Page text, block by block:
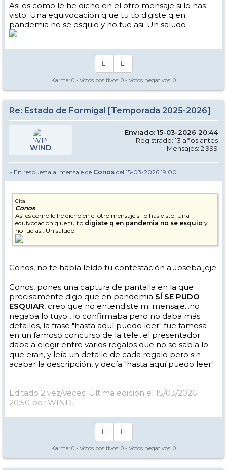
Asi es como le he dicho en el otro mensaje si lo has
visto. Una equivocacion q ue tu tb digiste q en
pandemia no se esquio y no fue asi. Un saludo
Karma: 0 - Votos positivos: 0 - Votos negativos: 0
Re: Estado de Formigal [Temporada 2025-2026]
WIND
Enviado: 15-03-2026 20:44
Registrado: 13 años antes
Mensajes: 2.999
» En respuesta al mensaje de Conos del 15-03-2026 19:00
Cita
Conos
Asi es como le he dicho en el otro mensaje si lo has visto. Una
equivocacion q ue tu tb digiste q en pandemia no se esquio y
no fue asi. Un saludo
Conos, no te había leído tu contestación a Joseba jeje
Conos, pones una captura de pantalla en la que
precisamente digo que en pandemia SÍ SE PUDO
ESQUIAR, creo que no entendiste mi mensaje...no
negaba lo tuyo , lo confirmaba pero no daba más
detalles, la frase "hasta aquí puedo leer" fue famosa
en un famoso concurso de la tele...el presentador
daba a elegir entre varios regalos que no se sabía lo
que eran, y leía un detalle de cada regalo pero sin
acabar la descripción, y decía "hasta aquí puedo leer"
Editado 2 vez/veces. Última edición el 15/03/2026
20:50 por WIND.
Karma: 0 - Votos positivos: 0 - Votos negativos: 0